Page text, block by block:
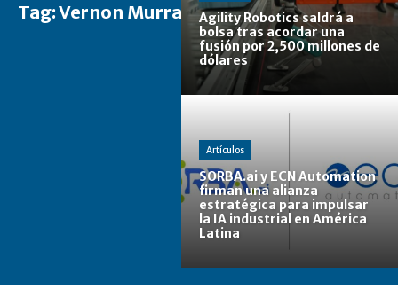
Tag:Vernon Murray Agility Robotics saldrá a
bolsa tras acordar una
fusión por 2,500 millones de
dólares
Artículos
SORBA.ai y ECN Automation
firman una alianza
estratégica para impulsar
la IA industrial en América
Latina